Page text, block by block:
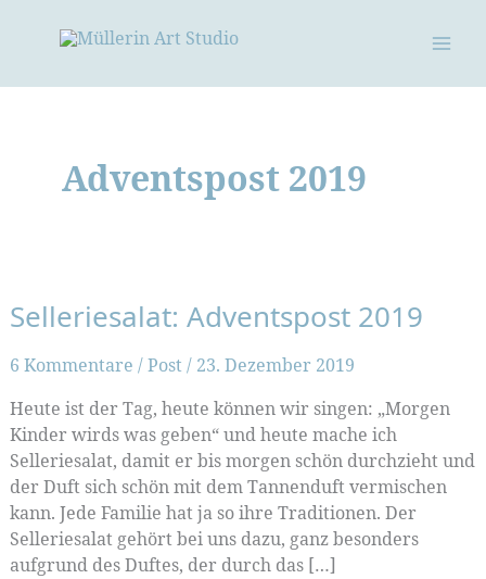
Adventspost 2019
Selleriesalat: Adventspost 2019
6 Kommentare /Post / 23. Dezember 2019
Heute ist der Tag, heute können wir singen: „Morgen
Kinder wirds was geben“ und heute mache ich
Selleriesalat, damit er bis morgen schön durchzieht und
der Duft sich schön mit dem Tannenduft vermischen
kann. Jede Familie hat ja so ihre Traditionen. Der
Selleriesalat gehört bei uns dazu, ganz besonders
aufgrund des Duftes, der durch das […]